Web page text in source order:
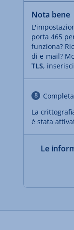
Nota bene
porta 465
funziona?
di e-mail?
TLS, inserisci
La
è stata
Le